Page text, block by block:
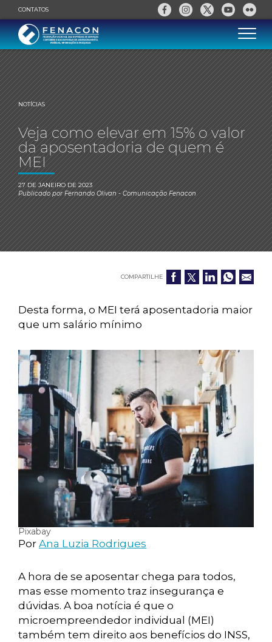
CONTATOS
NOTÍCIAS
Veja como elevar em 15% o valor
da aposentadoria de quem é
MEI
27 DE JANEIRO DE 2023
Publicado porFernando Olivan- Comunicação Fenacon
COMPARTILHE
Desta forma, o MEI terá aposentadoria maior
que um salário mínimo
Pixabay
Por Ana Luzia Rodrigues
A hora de se aposentar chega para todos,
mas esse momento traz insegurança e
dúvidas. A boa notícia é que o
microempreendedor individual (MEI)
também tem direito aos benefícios do INSS,